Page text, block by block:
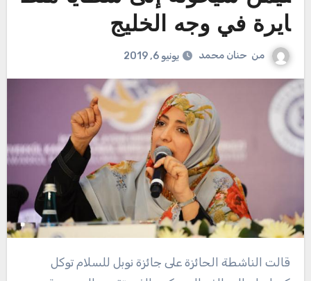
ايرة في وجه الخليج
من حنان محمد يونيو 6, 2019
قالت الناشطة الحائزة على جائزة نوبل للسلام توكل